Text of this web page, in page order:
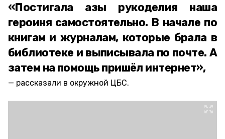
«Постигала азы рукоделия наша
героиня самостоятельно. В начале по
книгам и журналам, которые брала в
библиотеке и выписывала по почте. А
затем на помощь пришёл интернет»,
рассказали в окружной ЦБС.